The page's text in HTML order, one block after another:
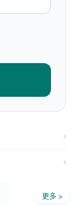
更多 >